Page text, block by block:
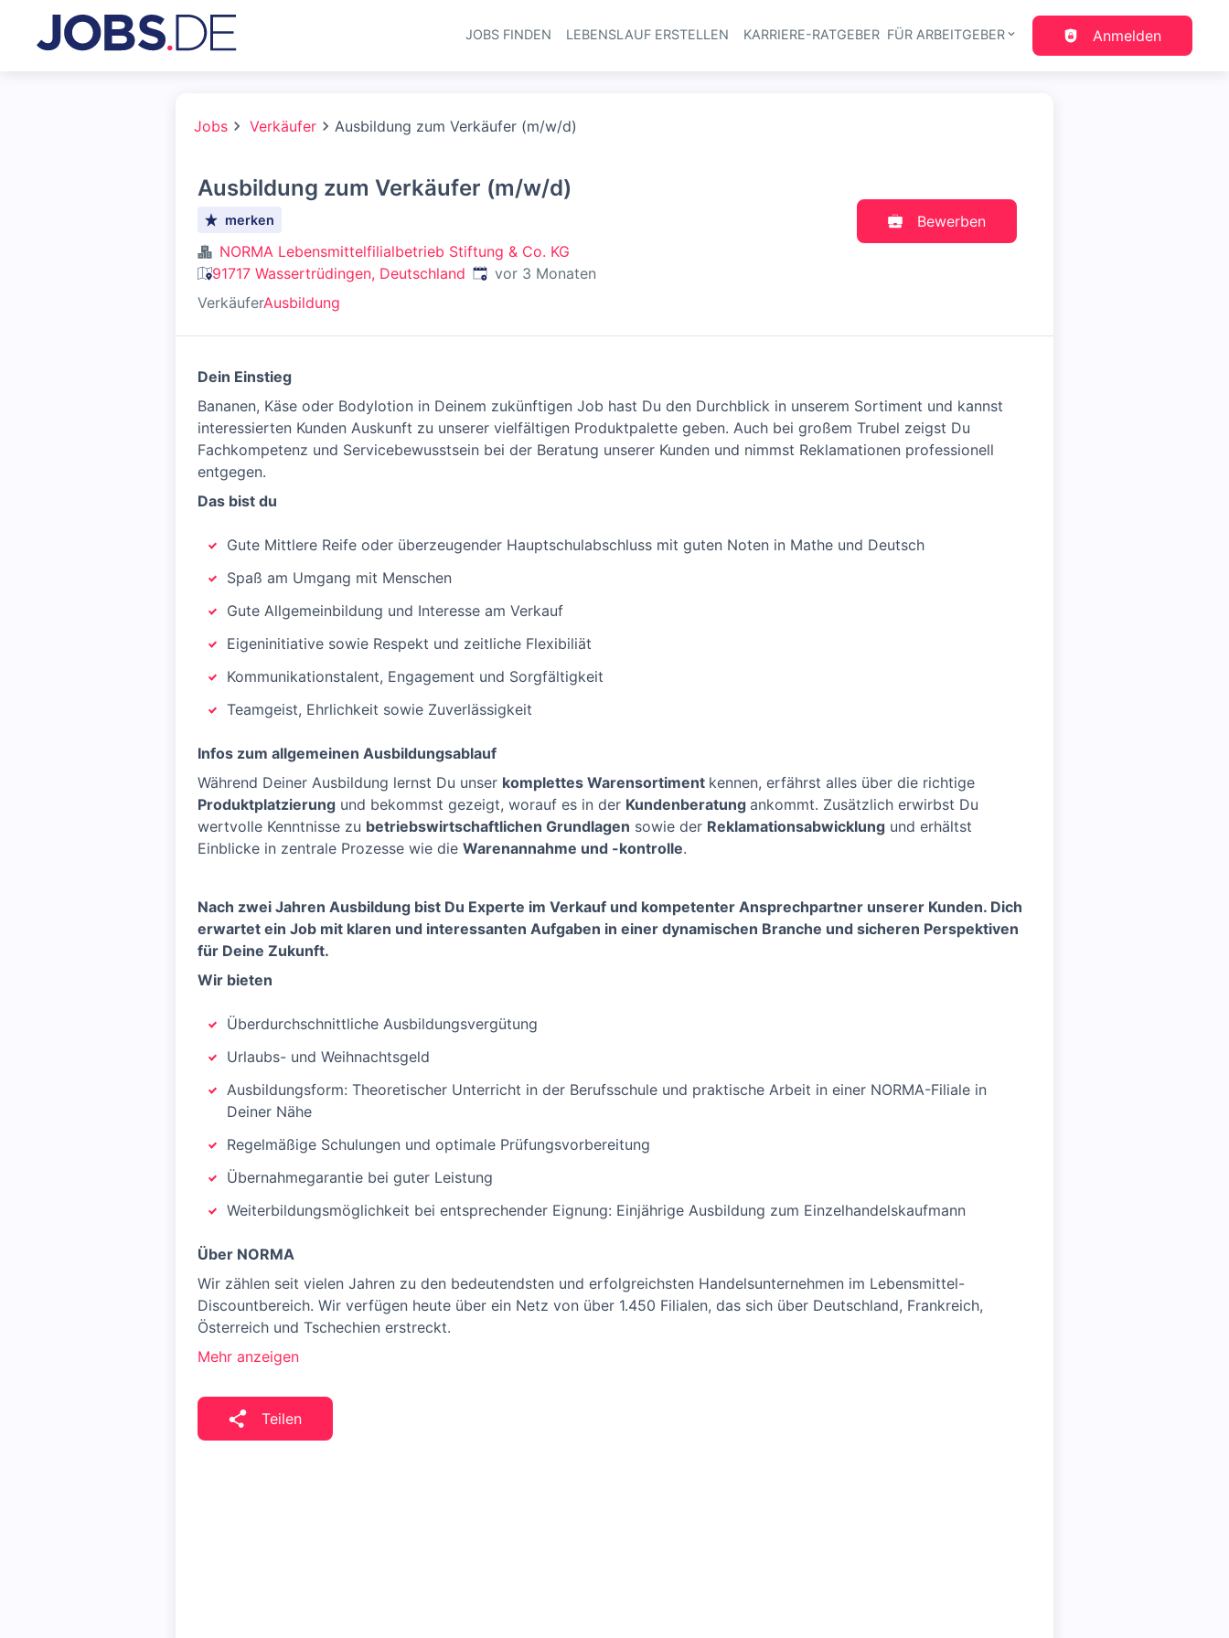
Haupt-Navigation
JOBS FINDEN LEBENSLAUF ERSTELLEN KARRIERE-RATGEBER FÜR ARBEITGEBER Anmelden
Jobs Verkäufer Ausbildung zum Verkäufer (m/w/d)
Ausbildung zum Verkäufer (m/w/d)
merken
NORMA Lebensmittelfilialbetrieb Stiftung & Co. KG
91717 Wassertrüdingen, Deutschland Veröffentlicht:
vor 3 Monaten
VerkäuferAusbildung
Bewerben
Dein Einstieg
Bananen, Käse oder Bodylotion in Deinem zukünftigen Job hast Du den Durchblick in unserem Sortiment und kannst
interessierten Kunden Auskunft zu unserer vielfältigen Produktpalette geben. Auch bei großem Trubel zeigst Du
Fachkompetenz und Servicebewusstsein bei der Beratung unserer Kunden und nimmst Reklamationen professionell
entgegen.
Das bist du
Gute Mittlere Reife oder überzeugender Hauptschulabschluss mit guten Noten in Mathe und Deutsch
Spaß am Umgang mit Menschen
Gute Allgemeinbildung und Interesse am Verkauf
Eigeninitiative sowie Respekt und zeitliche Flexibiliät
Kommunikationstalent, Engagement und Sorgfältigkeit
Teamgeist, Ehrlichkeit sowie Zuverlässigkeit
Infos zum allgemeinen Ausbildungsablauf
Während Deiner Ausbildung lernst Du unser komplettes Warensortiment kennen, erfährst alles über die richtige
Produktplatzierung und bekommst gezeigt, worauf es in der Kundenberatung ankommt. Zusätzlich erwirbst Du
wertvolle Kenntnisse zu betriebswirtschaftlichen Grundlagen sowie der Reklamationsabwicklung und erhältst
Einblicke in zentrale Prozesse wie die Warenannahme und -kontrolle.
Nach zwei Jahren Ausbildung bist Du Experte im Verkauf und kompetenter Ansprechpartner unserer Kunden. Dich
erwartet ein Job mit klaren und interessanten Aufgaben in einer dynamischen Branche und sicheren Perspektiven
für Deine Zukunft.
Wir bieten
Überdurchschnittliche Ausbildungsvergütung
Urlaubs- und Weihnachtsgeld
Ausbildungsform: Theoretischer Unterricht in der Berufsschule und praktische Arbeit in einer NORMA-Filiale in
Deiner Nähe
Regelmäßige Schulungen und optimale Prüfungsvorbereitung
Übernahmegarantie bei guter Leistung
Weiterbildungsmöglichkeit bei entsprechender Eignung: Einjährige Ausbildung zum Einzelhandelskaufmann
Über NORMA
Wir zählen seit vielen Jahren zu den bedeutendsten und erfolgreichsten Handelsunternehmen im Lebensmittel-
Discountbereich. Wir verfügen heute über ein Netz von über 1.450 Filialen, das sich über Deutschland, Frankreich,
Österreich und Tschechien erstreckt.
Mehr anzeigen
Teilen